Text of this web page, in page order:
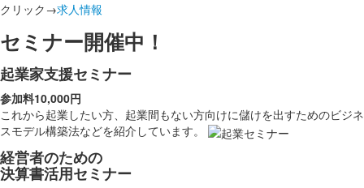
クリック→求人情報
セミナー開催中！
起業家支援セミナー
参加料10,000円
これから起業したい方、起業間もない方向けに儲けを出すためのビジネ
スモデル構築法などを紹介しています。
経営者のための
決算書活用セミナー